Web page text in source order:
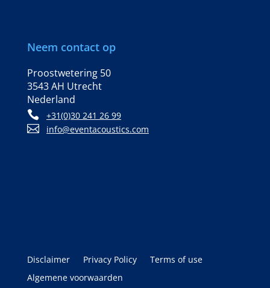
Neem contact op
Proostwetering 50
3543 AH Utrecht
Nederland
 +31(0)30 241 26 99
 info@eventacoustics.com
Disclaimer Privacy Policy
Terms of use
Algemene voorwaarden